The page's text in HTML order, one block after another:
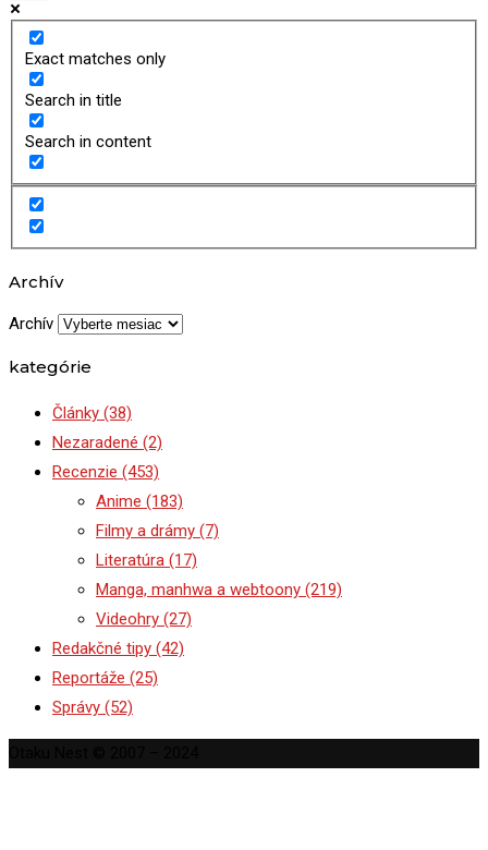
Exact matches only
Search in title
Search in content
Archív
Archív
kategórie
Články (38)
Nezaradené (2)
Recenzie (453)
Anime (183)
Filmy a drámy (7)
Literatúra (17)
Manga, manhwa a webtoony (219)
Videohry (27)
Redakčné tipy (42)
Reportáže (25)
Správy (52)